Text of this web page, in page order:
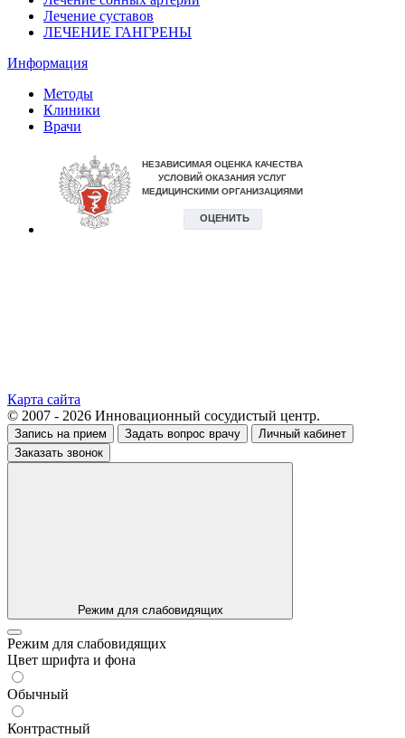
Лечение суставов
ЛЕЧЕНИЕ ГАНГРЕНЫ
Информация
Методы
Клиники
Врачи
Карта сайта
© 2007 - 2026 Инновационный сосудистый центр.
Запись на прием Задать вопрос врачу
Личный кабинет
Заказать звонок
Режим для слабовидящих
Режим для слабовидящих
Цвет шрифта и фона
Обычный
Контрастный